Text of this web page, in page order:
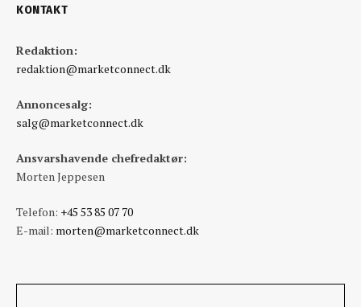
KONTAKT
Redaktion:
redaktion@marketconnect.dk
Annoncesalg:
salg@marketconnect.dk
Ansvarshavende chefredaktør:
Morten Jeppesen
Telefon: +45 53 85 07 70
E-mail: morten@marketconnect.dk